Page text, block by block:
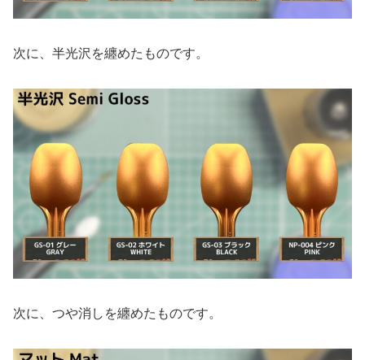
次に、半光沢を纏めたものです。
次に、つや消しを纏めたものです。